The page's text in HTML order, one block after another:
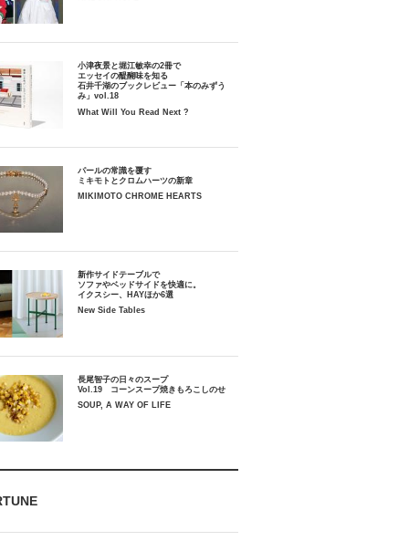
小津夜景と堀江敏幸の2冊で
エッセイの醍醐味を知る
石井千湖のブックレビュー「本のみずう
み」vol.18
What Will You Read Next ?
パールの常識を覆す
ミキモトとクロムハーツの新章
MIKIMOTO CHROME HEARTS
新作サイドテーブルで
ソファやベッドサイドを快適に。
イクスシー、HAYほか6選
New Side Tables
長尾智子の日々のスープ
Vol.19 コーンスープ焼きもろこしのせ
SOUP, A WAY OF LIFE